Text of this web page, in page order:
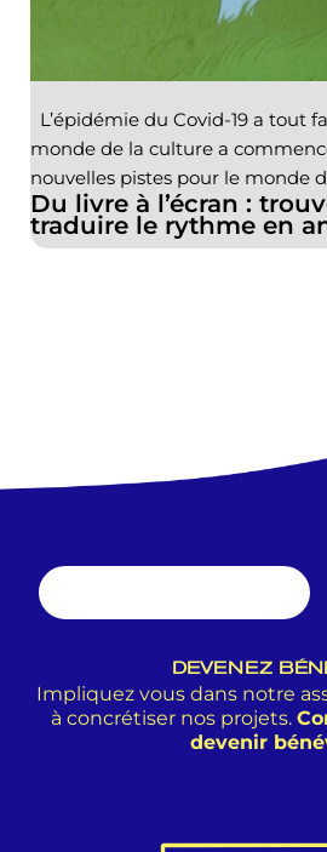
Du livre à l’écran :
traduire le rythme en
L’épidémie du Covid-19 a tout
monde de la culture a
nouvelles pistes pour le monde
DEVENEZ
Impliquez vous dans notre
à concrétiser nos projets.
devenir